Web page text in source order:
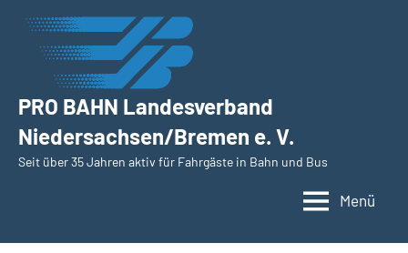
Inhalt
springen
PRO BAHN Landesverband
Niedersachsen/Bremen e. V.
Seit über 35 Jahren aktiv für Fahrgäste in Bahn und Bus
Menü